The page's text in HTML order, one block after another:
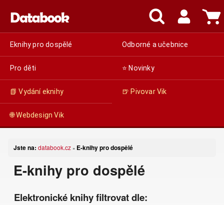
Eknihy pro dospělé Odborné a učebnice
Pro děti ⭐ Novinky
📗 Vydání eknihy 🍺 Pivovar Vik
🌐 Webdesign Vik
Jste na: databook.cz » E-knihy pro dospělé
E-knihy pro dospělé
Elektronické knihy filtrovat dle: